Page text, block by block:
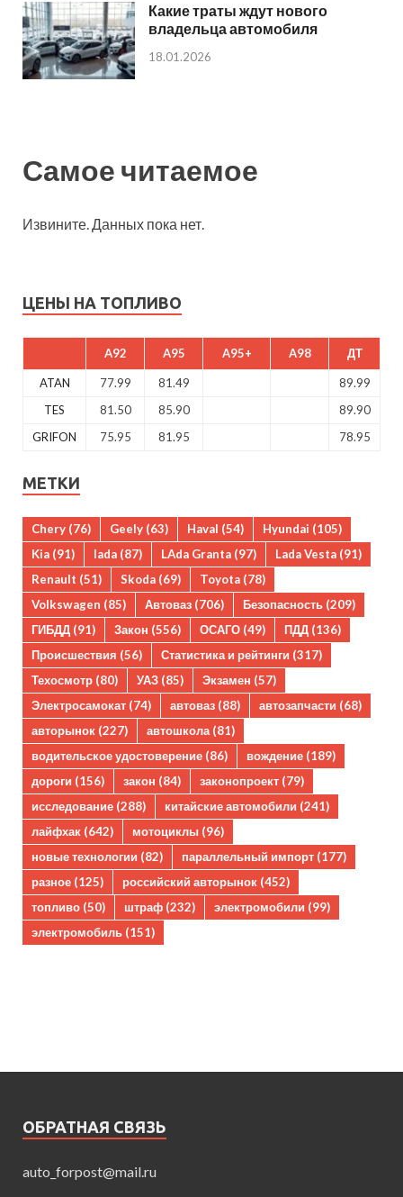
Какие траты ждут нового
владельца автомобиля
18.01.2026
Самое читаемое
Извините. Данных пока нет.
ЦЕНЫ НА ТОПЛИВО
A92 A95 A95+ A98 ДТ
ATAN 77.99 81.49
89.99
TES
81.50 85.90
89.90
GRIFON
75.95 81.95 78.95
МЕТКИ
Chery (76) Geely (63) Haval (54) Hyundai (105)
Kia (91) lada (87) LAda Granta (97) Lada Vesta (91)
Renault (51) Skoda (69) Toyota (78)
Volkswagen (85) Автоваз (706) Безопасность (209)
ГИБДД (91) Закон (556) ОСАГО (49) ПДД (136)
Происшествия (56) Статистика и рейтинги (317)
Техосмотр (80) УАЗ (85) Экзамен (57)
Электросамокат (74) автоваз (88) автозапчасти (68)
авторынок (227) автошкола(81)
водительское удостоверение (86) вождение (189)
дороги (156) закон (84) законопроект (79)
исследование (288) китайские автомобили (241)
лайфхак (642) мотоциклы (96)
новые технологии (82) параллельный импорт (177)
разное (125) российский авторынок (452)
топливо (50) штраф (232) электромобили (99)
электромобиль (151)
ОБРАТНАЯ СВЯЗЬ
auto_forpost@mail.ru